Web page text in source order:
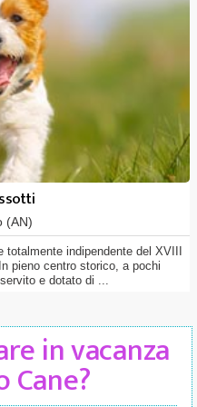
(AN)
totalmente indipendente del XVIII
pieno centro storico, a pochi
e dotato di ...
in vacanza
Cane?